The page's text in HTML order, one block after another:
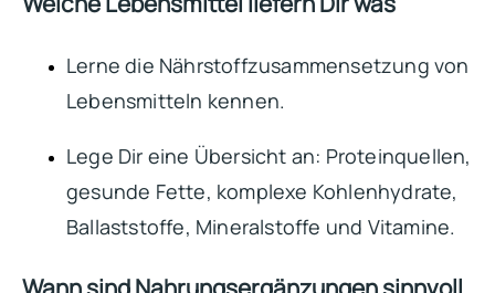
Lerne die Nährstoffzusammensetzung von
Lebensmitteln kennen.
Lege Dir eine Übersicht an: Proteinquellen,
gesunde Fette, komplexe Kohlenhydrate,
Ballaststoffe, Mineralstoffe und Vitamine.